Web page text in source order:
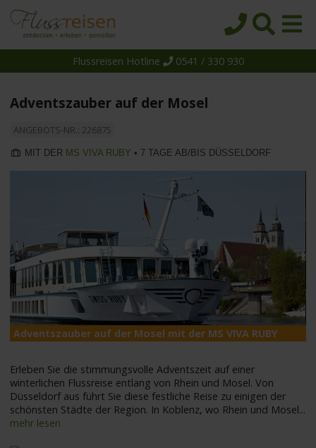
Wissen
Suche
Flussreisen Hotline 0541 / 330 930
Adventszauber auf der Mosel
ANGEBOTS-NR.: 226875
MIT DER MS VIVA RUBY • 7 TAGE AB/BIS DÜSSELDORF
Adventszauber auf der Mosel mit der MS VIVA RUBY
Erleben Sie die stimmungsvolle Adventszeit auf einer
winterlichen Flussreise entlang von Rhein und Mosel. Von
Düsseldorf aus führt Sie diese festliche Reise zu einigen der
schönsten Städte der Region. In Koblenz, wo Rhein und Mosel...
mehr lesen